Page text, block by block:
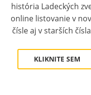
história Ladeckých
online listovanie v
čísle aj v starších
KLIKNITE SEM